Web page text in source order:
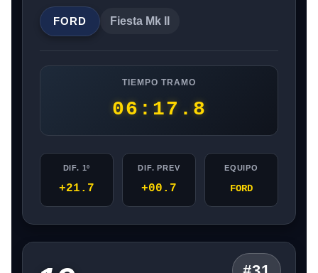
FORD Fiesta Mk II
TIEMPO TRAMO
06:17.8
DIF. 1º
+21.7
DIF. PREV
+00.7
EQUIPO
FORD